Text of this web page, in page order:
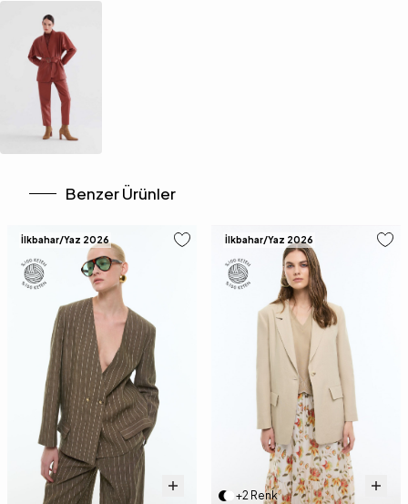
Benzer Ürünler
İlkbahar/Yaz 2026 İlkbahar/Yaz 2026
+2 Renk